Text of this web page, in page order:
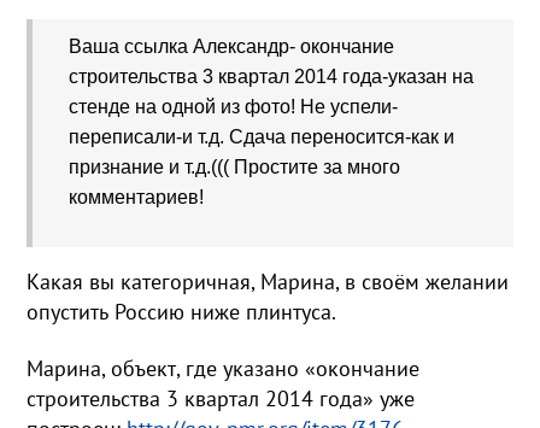
Ваша ссылка Александр- окончание
строительства 3 квартал 2014 года-указан на
стенде на одной из фото! Не успели-
переписали-и т.д. Сдача переносится-как и
признание и т.д.((( Простите за много
комментариев!
Какая вы категоричная, Марина, в своём желании
опустить Россию ниже плинтуса.
Марина, объект, где указано «окончание
строительства 3 квартал 2014 года» уже